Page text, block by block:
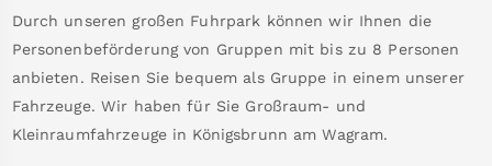
Durch unseren großen Fuhrpark können wir Ihnen die
Personenbeförderung von Gruppen mit bis zu 8 Personen
anbieten. Reisen Sie bequem als Gruppe in einem unserer
Fahrzeuge. Wir haben für Sie Großraum- und
Kleinraumfahrzeuge in Königsbrunn am Wagram.